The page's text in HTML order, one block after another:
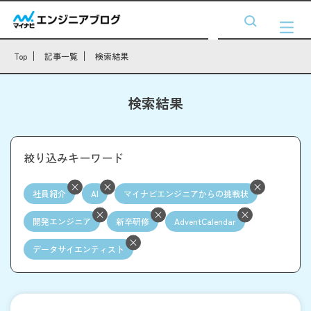
Top 記事一覧 検索結果
検索結果
絞り込みキーワード
社員紹介 AI マイナビエンジニアからの挑戦状
開発エンジニア 新卒研修 AdventCalendar
データサイエンティスト